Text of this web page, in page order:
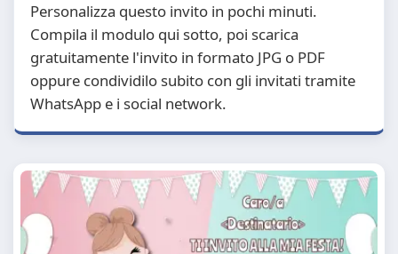
Personalizza questo invito in pochi minuti.
Compila il modulo qui sotto, poi scarica
gratuitamente l'invito in formato JPG o PDF
oppure condividilo subito con gli invitati tramite
WhatsApp e i social network.